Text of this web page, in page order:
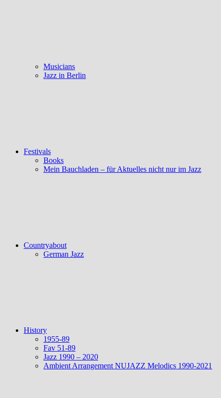
Musicians
Jazz in Berlin
Festivals
Books
Mein Bauchladen – für Aktuelles nicht nur im Jazz
Countryabout
German Jazz
History
1955-89
Fav 51-89
Jazz 1990 – 2020
Ambient Arrangement NUJAZZ Melodics 1990-2021